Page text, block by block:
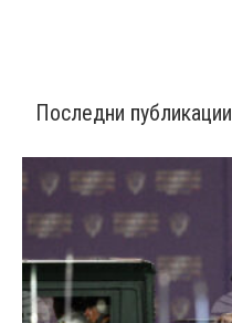
Последни публикации